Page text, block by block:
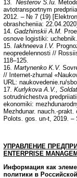
13. Nesterov S.Iu.
avtotransportnym
2012. – № 7 (19)
obrashcheniia:
14. Gadzhinskii A.M.
osnove logistiki:
15. Iakhneeva I.V.
neopredelennosti //
118–125.
16. Martynenko K.V.
// Internet-zhurnal
URL: naukovedenie.ru/
17. Kurlykova A.V.,
sotrudnichestva
ekonomiki:
Mezhdunar. nauch.-
Polots. gos. un-t, 2019. –
УПРАВЛЕНИЕ
ENTERPRISE
Информация как
политики в